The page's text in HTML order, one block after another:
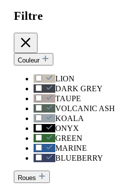
Filtre
Couleur
LION
DARK GREY
TAUPE
VOLCANIC ASH
KOALA
ONYX
GREEN
MARINE
BLUEBERRY
Roues